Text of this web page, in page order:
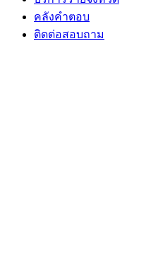
คลังคำตอบ
ติดต่อสอบถาม